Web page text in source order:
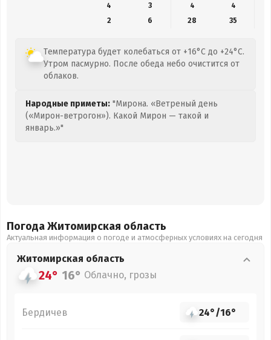
4
3 4
4
2
6 28 35
Температура будет колебаться от +16°C до +24°C.
Утром пасмурно. После обеда небо очистится от
облаков.
Народные приметы: "Мирона. «Ветреный день
(«Мирон-ветрогон»). Какой Мирон — такой и
январь.»"
Погода Житомирская область
Актуальная информация о погоде и атмосферных условиях на сегодня
Житомирская область
24° 16° Облачно, грозы
Бердичев 24°/16°